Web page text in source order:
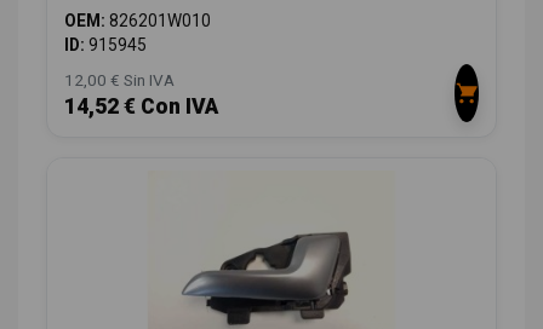
OEM: 826201W010
ID: 915945
12,00 € Sin IVA
14,52 € Con IVA